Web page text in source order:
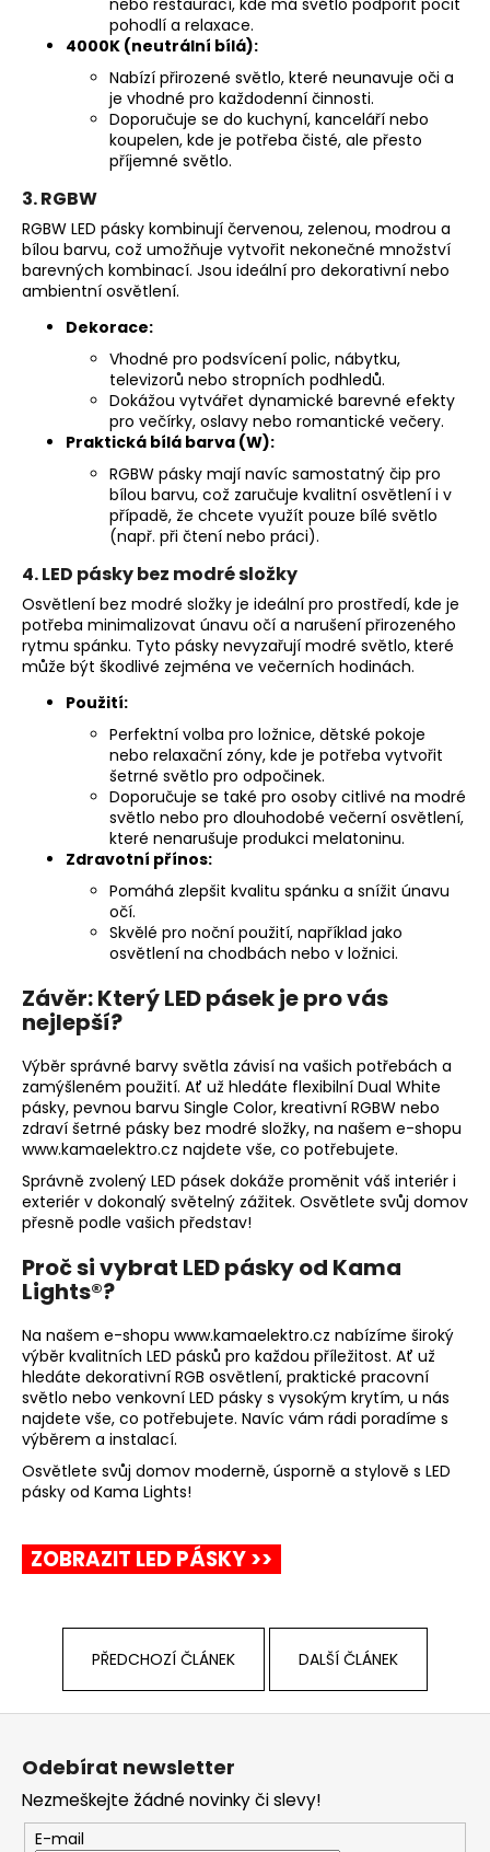
pohodlí a relaxace.
4000K (neutrální bílá):
Nabízí přirozené světlo, které neunavuje oči a
je vhodné pro každodenní činnosti.
Doporučuje se do kuchyní, kanceláří nebo
koupelen, kde je potřeba čisté, ale přesto
příjemné světlo.
3. RGBW
RGBW LED pásky kombinují červenou, zelenou, modrou a
bílou barvu, což umožňuje vytvořit nekonečné množství
barevných kombinací. Jsou ideální pro dekorativní nebo
ambientní osvětlení.
Dekorace:
Vhodné pro podsvícení polic, nábytku,
televizorů nebo stropních podhledů.
Dokážou vytvářet dynamické barevné efekty
pro večírky, oslavy nebo romantické večery.
Praktická bílá barva (W):
RGBW pásky mají navíc samostatný čip pro
bílou barvu, což zaručuje kvalitní osvětlení i v
případě, že chcete využít pouze bílé světlo
(např. při čtení nebo práci).
4. LED pásky bez modré složky
Osvětlení bez modré složky je ideální pro prostředí, kde je
potřeba minimalizovat únavu očí a narušení přirozeného
rytmu spánku. Tyto pásky nevyzařují modré světlo, které
může být škodlivé zejména ve večerních hodinách.
Použití:
Perfektní volba pro ložnice, dětské pokoje
nebo relaxační zóny, kde je potřeba vytvořit
šetrné světlo pro odpočinek.
Doporučuje se také pro osoby citlivé na modré
světlo nebo pro dlouhodobé večerní osvětlení,
které nenarušuje produkci melatoninu.
Zdravotní přínos:
Pomáhá zlepšit kvalitu spánku a snížit únavu
očí.
Skvělé pro noční použití, například jako
osvětlení na chodbách nebo v ložnici.
Závěr: Který LED pásek je pro vás
nejlepší?
Výběr správné barvy světla závisí na vašich potřebách a
zamýšleném použití. Ať už hledáte flexibilní Dual White
pásky, pevnou barvu Single Color, kreativní RGBW nebo
zdraví šetrné pásky bez modré složky, na našem e-shopu
www.kamaelektro.cz najdete vše, co potřebujete.
Správně zvolený LED pásek dokáže proměnit váš interiér i
exteriér v dokonalý světelný zážitek. Osvětlete svůj domov
přesně podle vašich představ!
Proč si vybrat LED pásky od Kama
Lights®?
Na našem e-shopu www.kamaelektro.cz nabízíme široký
výběr kvalitních LED pásků pro každou příležitost. Ať už
hledáte dekorativní RGB osvětlení, praktické pracovní
světlo nebo venkovní LED pásky s vysokým krytím, u nás
najdete vše, co potřebujete. Navíc vám rádi poradíme s
výběrem a instalací.
Osvětlete svůj domov moderně, úsporně a stylově s LED
pásky od Kama Lights!
ZOBRAZIT LED PÁSKY >>
PŘEDCHOZÍ ČLÁNEK DALŠÍ ČLÁNEK
Z
Odebírat newsletter
Nezmeškejte žádné novinky či slevy!
E-mail